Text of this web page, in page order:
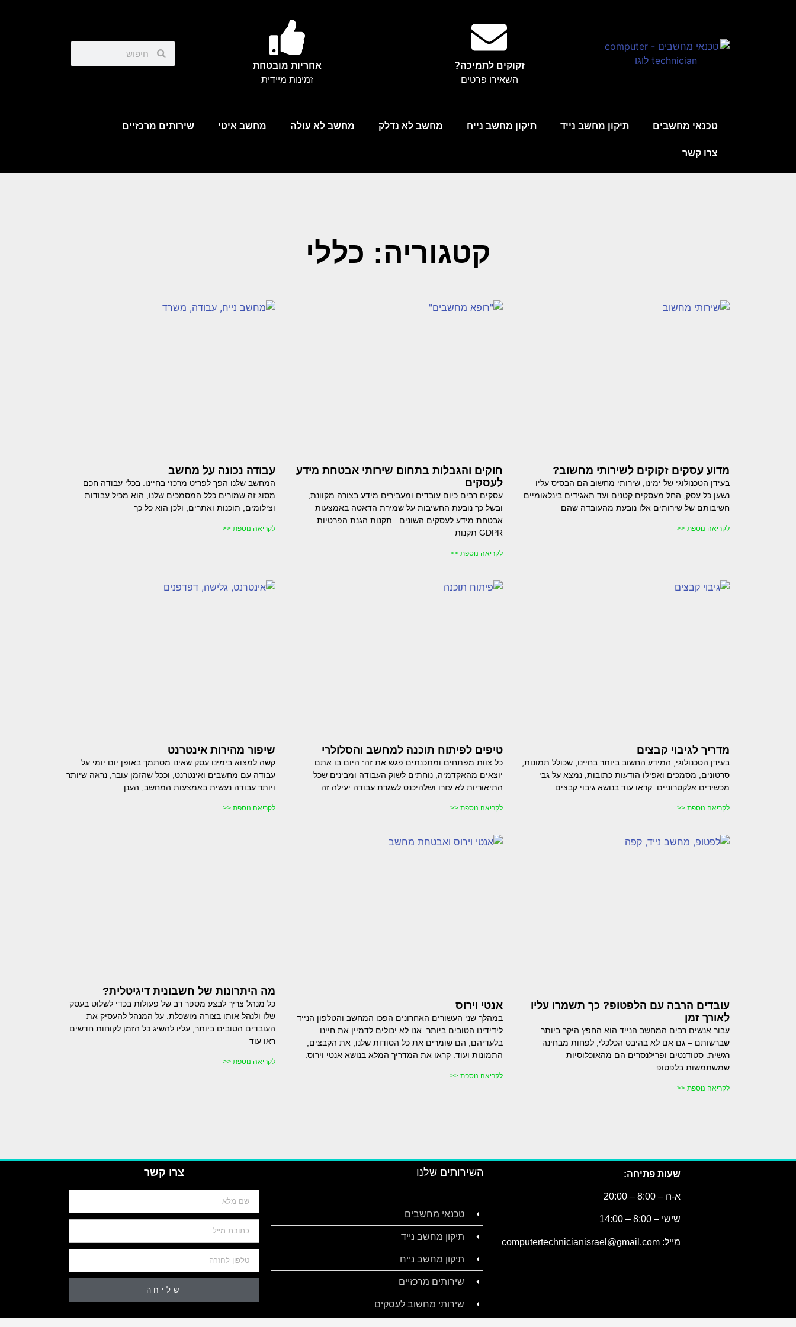
זקוקים לתמיכה?
השאירו פרטים
אחריות מובטחת
זמינות מיידית
טכנאי מחשבים תיקון מחשב נייד תיקון מחשב נייח מחשב לא נדלק מחשב לא עולה מחשב איטי שירותים מרכזיים
צרו קשר
קטגוריה: כללי
מדוע עסקים זקוקים לשירותי מחשוב?
בעידן הטכנולוגי של ימינו, שירותי מחשוב הם הבסיס עליו
נשען כל עסק, החל מעסקים קטנים ועד תאגידים בינלאומיים.
חשיבותם של שירותים אלו נובעת מהעובדה שהם
לקריאה נוספת <<
חוקים והגבלות בתחום שירותי אבטחת מידע
לעסקים
עסקים רבים כיום עובדים ומעבירים מידע בצורה מקוונת,
ובשל כך נובעת החשיבות על שמירת הדאטה באמצעות
אבטחת מידע לעסקים השונים. תקנות הגנת הפרטיות
GDPR תקנות
לקריאה נוספת <<
עבודה נכונה על מחשב
המחשב שלנו הפך לפריט מרכזי בחיינו. בכלי עבודה חכם
מסוג זה שמורים כלל המסמכים שלנו, הוא מכיל עבודות
וצילומים, תוכנות ואתרים, ולכן הוא כל כך
לקריאה נוספת <<
מדריך לגיבוי קבצים
בעידן הטכנולוגי, המידע החשוב ביותר בחיינו, שכולל תמונות,
סרטונים, מסמכים ואפילו הודעות כתובות, נמצא על גבי
מכשירים אלקטרוניים. קראו עוד בנושא גיבוי קבצים.
לקריאה נוספת <<
טיפים לפיתוח תוכנה למחשב והסלולרי
כל צוות מפתחים ומתכנתים פגש את זה: היום בו אתם
יוצאים מהאקדמיה, נוחתים לשוק העבודה ומבינים שכל
התיאוריות לא עזרו ושלהיכנס לשגרת עבודה יעילה זה
לקריאה נוספת <<
שיפור מהירות אינטרנט
קשה למצוא בימינו עסק שאינו מסתמך באופן יום יומי על
עבודה עם מחשבים ואינטרנט, וככל שהזמן עובר, נראה שיותר
ויותר עבודה נעשית באמצעות המחשב, הענן
לקריאה נוספת <<
עובדים הרבה עם הלפטופ? כך תשמרו עליו
לאורך זמן
עבור אנשים רבים המחשב הנייד הוא החפץ היקר ביותר
שברשותם – גם אם לא בהיבט הכלכלי, לפחות מבחינה
רגשית. סטודנטים ופרילנסרים הם מהאוכלוסיות
שמשתמשות בלפטופ
לקריאה נוספת <<
אנטי וירוס
במהלך שני העשורים האחרונים הפכו המחשב והטלפון הנייד
לידידינו הטובים ביותר. אנו לא יכולים לדמיין את חיינו
בלעדיהם, הם שומרים את כל הסודות שלנו, את הקבצים,
התמונות ועוד. קראו את המדריך המלא בנושא אנטי וירוס.
לקריאה נוספת <<
מה היתרונות של חשבונית דיגיטלית?
כל מנהל צריך לבצע מספר רב של פעולות בכדי לשלוט בעסק
שלו ולנהל אותו בצורה מושכלת. על המנהל להעסיק את
העובדים הטובים ביותר, עליו להשיג כל הזמן לקוחות חדשים.
ראו עוד
לקריאה נוספת <<
שעות פתיחה:
א-ה – 8:00 – 20:00
שישי – 8:00 – 14:00
מייל: computertechnicianisrael@gmail.com
השירותים שלנו
טכנאי מחשבים
תיקון מחשב נייד
תיקון מחשב נייח
שירותים מרכזיים
שירותי מחשוב לעסקים
צרו קשר
שליחה